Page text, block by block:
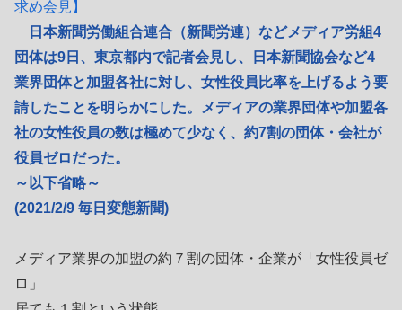
求め会見】
日本新聞労働組合連合（新聞労連）などメディア労組4
団体は9日、東京都内で記者会見し、日本新聞協会など4
業界団体と加盟各社に対し、女性役員比率を上げるよう要
請したことを明らかにした。メディアの業界団体や加盟各
社の女性役員の数は極めて少なく、約7割の団体・会社が
役員ゼロだった。
～以下省略～
(2021/2/9 毎日変態新聞)
メディア業界の加盟の約７割の団体・企業が「女性役員ゼ
ロ」